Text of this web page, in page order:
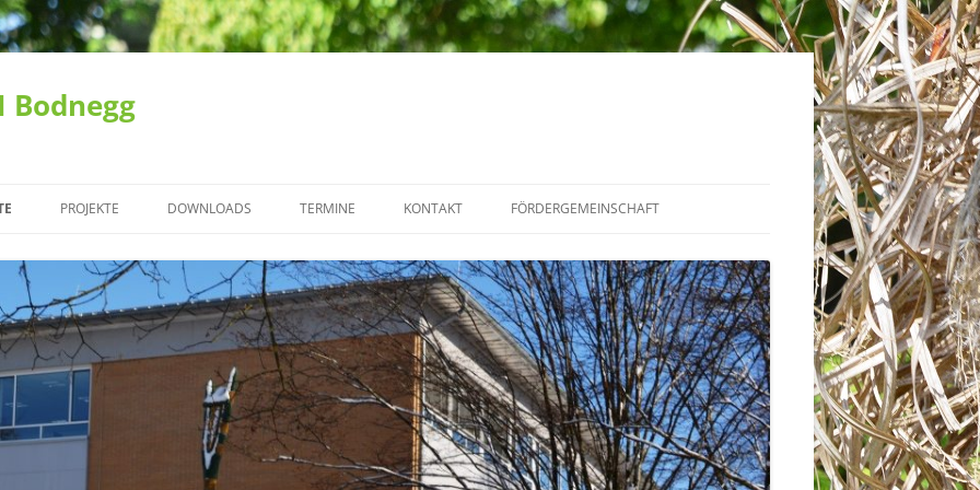
Bodnegg
VORWORT
GRUNDSCHULE
WERKREALSCHULE
FREIZEIT (OF)
FÜR DIE ZUKUNFT
UND FORDERN
PROJEKTE
DER KLASSENRAT
SOZIALES ENGAGEMENT STREITSCHLICHTER
GS PAUSENSTREITSCHLICHTER
BUSBEGLEITER
SCHULSANITÄTER
SCHULGARTEN
DOWNLOADS TERMINE KONTAKT FÖRDERGEMEINSCHAFT
MITGLIEDSCHAFT &
UNTERSTÜTZUNG
DIREKT SPENDEN
PROJEKTE UND AKTIONEN